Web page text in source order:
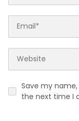
Save my
the next time I